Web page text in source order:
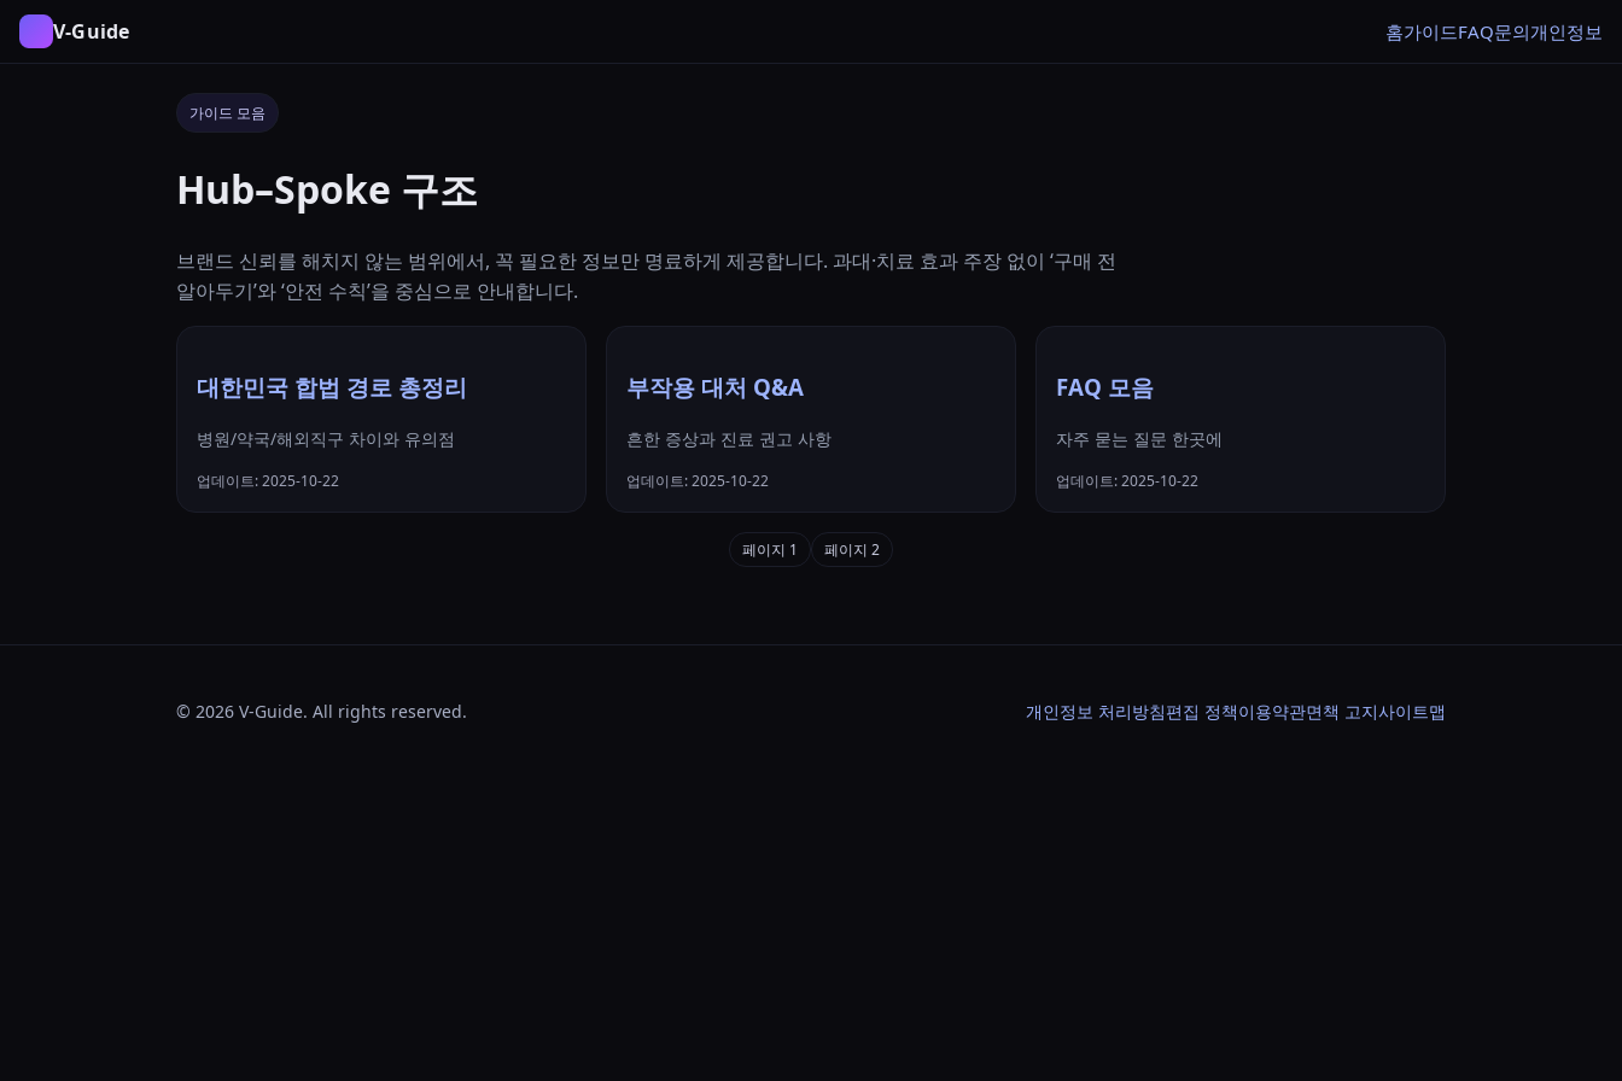
V-Guide 홈가이드FAQ문의개인정보
가이드 모음
Hub–Spoke 구조
브랜드 신뢰를 해치지 않는 범위에서, 꼭 필요한 정보만 명료하게 제공합니다. 과대·치료 효과 주장 없이 ‘구매 전
알아두기’와 ‘안전 수칙’을 중심으로 안내합니다.
대한민국 합법 경로 총정리
병원/약국/해외직구 차이와 유의점
업데이트: 2025-10-22
부작용 대처 Q&A
흔한 증상과 진료 권고 사항
업데이트: 2025-10-22
FAQ 모음
자주 묻는 질문 한곳에
업데이트: 2025-10-22
페이지 1 페이지 2
© 2026 V-Guide. All rights reserved. 개인정보 처리방침편집 정책이용약관면책 고지사이트맵